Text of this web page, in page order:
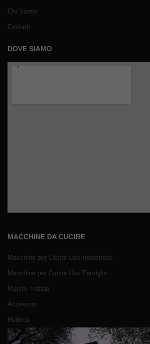
Chi Siamo
Contatti
DOVE SIAMO
MACCHINE DA CUCIRE
Macchine per Cucire Uso Industriale
Macchine per Cucire Uso Famiglia
Marchi Trattati
Accessori
Rubrica